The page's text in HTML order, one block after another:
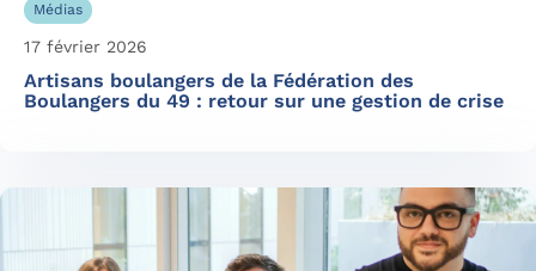
Médias
17 février 2026
Artisans boulangers de la Fédération des
Boulangers du 49 : retour sur une gestion de crise